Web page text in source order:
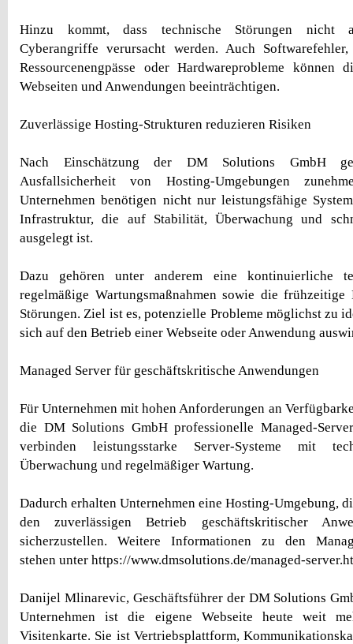
Hinzu kommt, dass technische Störungen nicht
Cyberangriffe verursacht werden. Auch
Ressourcenengpässe oder Hardwareprobleme können
Webseiten und Anwendungen beeinträchtigen.
Zuverlässige Hosting-Strukturen reduzieren Risiken
Nach Einschätzung der DM Solutions GmbH
Ausfallsicherheit von Hosting-Umgebungen
Unternehmen benötigen nicht nur leistungsfähige
Infrastruktur, die auf Stabilität, Überwachung und
ausgelegt ist.
Dazu gehören unter anderem eine kontinuierliche
regelmäßige Wartungsmaßnahmen sowie die frühzeitige
Störungen. Ziel ist es, potenzielle Probleme möglichst zu
sich auf den Betrieb einer Webseite oder Anwendung
Managed Server für geschäftskritische Anwendungen
Für Unternehmen mit hohen Anforderungen an
die DM Solutions GmbH professionelle Managed-
verbinden leistungsstarke Server-Systeme mit
Überwachung und regelmäßiger Wartung.
Dadurch erhalten Unternehmen eine Hosting-Umgebung,
den zuverlässigen Betrieb geschäftskritischer
sicherzustellen. Weitere Informationen zu den
stehen unter https://www.dmsolutions.de/managed-
Danijel Mlinarevic, Geschäftsführer der DM Solutions
Unternehmen ist die eigene Webseite heute weit
Visitenkarte. Sie ist Vertriebsplattform,